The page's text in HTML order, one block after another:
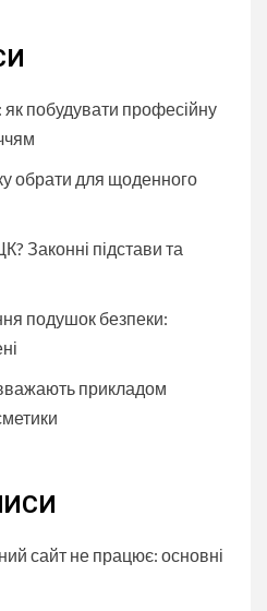
побудувати професійну
обрати для щоденного
Законні підстави та
подушок безпеки:
прикладом
сайт не працює: основні